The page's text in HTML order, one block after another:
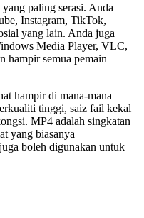
paling serasi. Anda
Instagram, TikTok,
yang lain. Anda juga
Media Player, VLC,
hampir semua pemain
hampir di mana-mana
tinggi, saiz fail kekal
MP4 adalah singkatan
yang biasanya
boleh digunakan untuk